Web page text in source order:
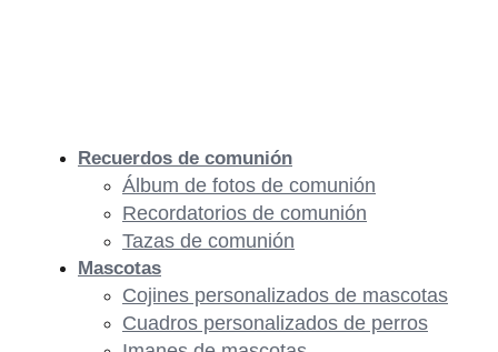
Recuerdos de comunión
Álbum de fotos de comunión
Recordatorios de comunión
Tazas de comunión
Mascotas
Cojines personalizados de mascotas
Cuadros personalizados de perros